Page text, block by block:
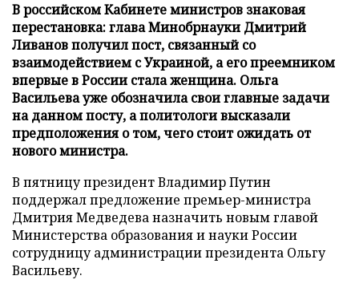
В российском Кабинете министров знаковая
перестановка: глава Минобрнауки Дмитрий
Ливанов получил пост, связанный со
взаимодействием с Украиной, а его преемником
впервые в России стала женщина. Ольга
Васильева уже обозначила свои главные задачи
на данном посту, а политологи высказали
предположения о том, чего стоит ожидать от
нового министра.
В пятницу президент Владимир Путин
поддержал предложение премьер-министра
Дмитрия Медведева назначить новым главой
Министерства образования и науки России
сотрудницу администрации президента Ольгу
Васильеву.